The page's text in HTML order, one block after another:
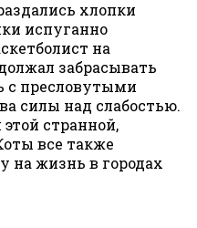
хлопки
испуганно
на
забрасывать
с пресловутыми
силы над слабостью.
странной,
все также
на жизнь в городах